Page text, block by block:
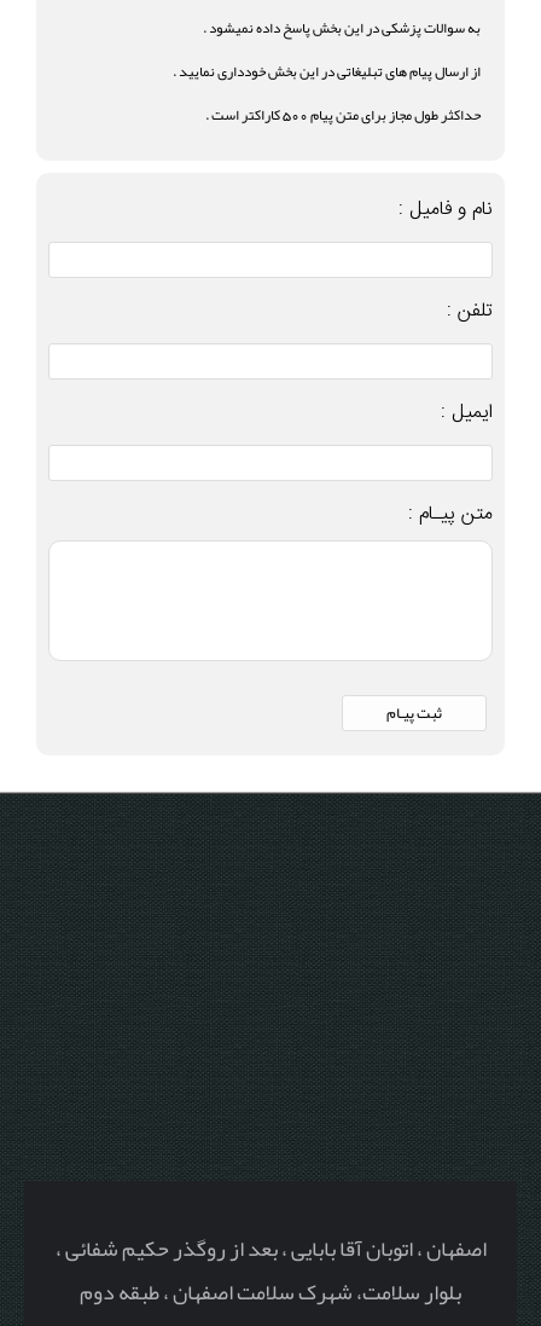
به سوالات پزشکی در این بخش پاسخ داده نمیشود .
از ارسال پیام های تبلیغاتی در این بخش خودداری نمایید .
حداکثر طول مجاز برای متن پیام 500 کاراکتر است .
نام و فامیل :
تلفن :
ایمیل :
متن پیـام :
اصفهان ، اتوبان آقا بابایی ، بعد از روگذر حکیم شفائی ،
بلوار سلامت، شهرک سلامت اصفهان ، طبقه دوم